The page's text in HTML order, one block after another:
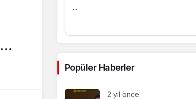
...
Popüler Haberler
2 yıl önce